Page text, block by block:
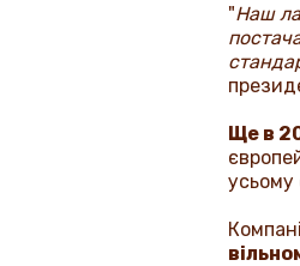
"Наш
Ще в
усьому